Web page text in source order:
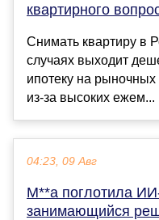
квартирного
Снимать квартиру в
случаях выходит
ипотеку на
из-за высоких ежем...
04:23, 09 Авг
M**a поглотила
занимающийся